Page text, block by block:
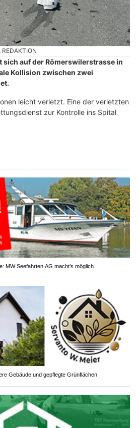
REDAKTION
sich auf der Römerswilerstrasse in
Kollision zwischen zwei
leicht verletzt. Eine der verletzten
zur Kontrolle ins Spital
MW Seefahrten AG macht’s möglich
Gebäude und gepflegte Grünflächen